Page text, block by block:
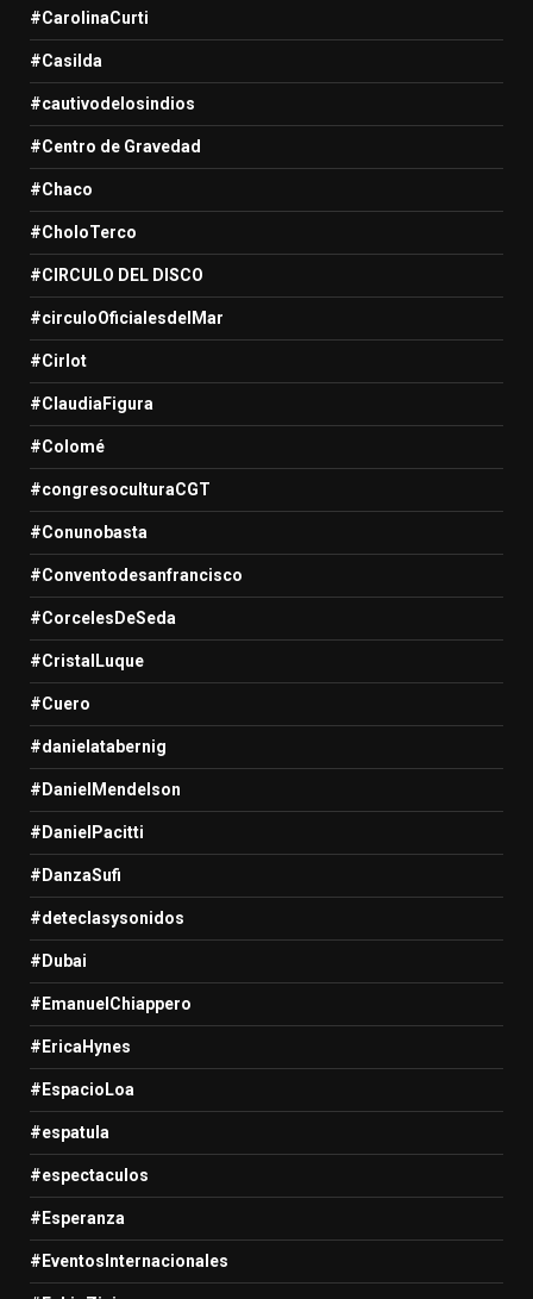
#CarolinaCurti
#Casilda
#cautivodelosindios
#Centro de Gravedad
#Chaco
#CholoTerco
#CIRCULO DEL DISCO
#circuloOficialesdelMar
#Cirlot
#ClaudiaFigura
#Colomé
#congresoculturaCGT
#Conunobasta
#Conventodesanfrancisco
#CorcelesDeSeda
#CristalLuque
#Cuero
#danielatabernig
#DanielMendelson
#DanielPacitti
#DanzaSufi
#deteclasysonidos
#Dubai
#EmanuelChiappero
#EricaHynes
#EspacioLoa
#espatula
#espectaculos
#Esperanza
#EventosInternacionales